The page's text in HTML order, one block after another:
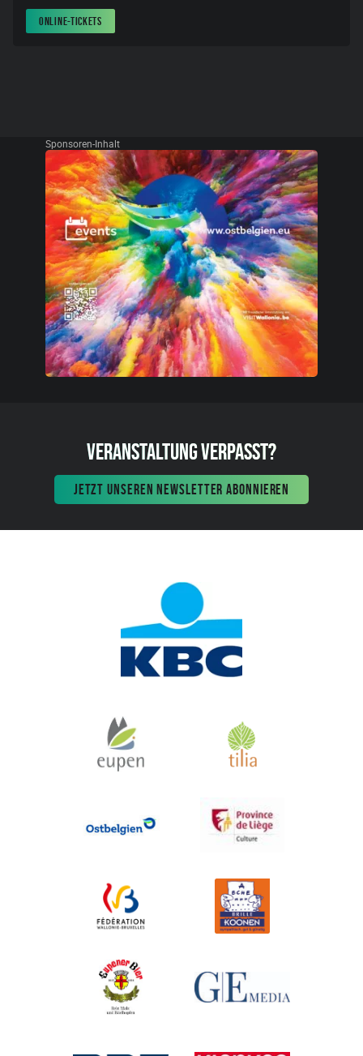
ONLINE-TICKETS
Sponsoren-Inhalt
VERANSTALTUNG VERPASST?
JETZT UNSEREN NEWSLETTER ABONNIEREN